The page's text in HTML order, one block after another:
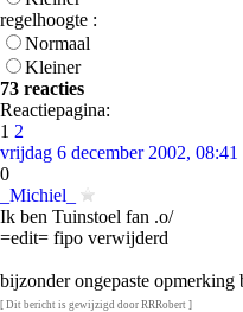
regelhoogte :
Normaal
Kleiner
73 reacties
Reactiepagina:
1 2
vrijdag 6 december 2002, 08:41
0
_Michiel_
Ik ben Tuinstoel fan .o/
=edit= fipo verwijderd
bijzonder ongepaste opmerking
[ Dit bericht is gewijzigd door RRRobert ]